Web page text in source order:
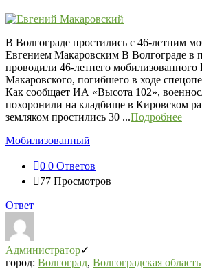
В Волгограде простились с 46-летним
Евгением Макаровским В Волгограде в
проводили 46-летнего мобилизованного
Макаровского, погибшего в ходе
Как сообщает ИА «Высота 102»,
похоронили на кладбище в Кировском
земляком простились 30 ...Подробнее
Мобилизованный
0 0 Ответов
77 Просмотров
Ответ
Администратор
город: Волгоград, Волгоградская область